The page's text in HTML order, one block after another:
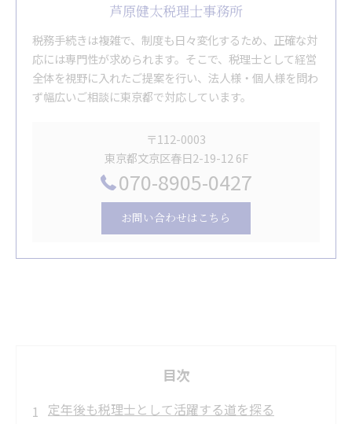
芦原健太税理士事務所
税務手続きは複雑で、制度も日々変化するため、正確な対
応には専門性が求められます。そこで、税理士として経営
全体を視野に入れたご提案を行い、法人様・個人様を問わ
ず幅広いご相談に東京都で対応しています。
〒112-0003
東京都文京区春日2-19-12 6F
070-8905-0427
お問い合わせはこちら
目次
定年後も税理士として活躍する道を探る